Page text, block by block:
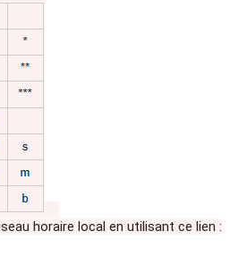
horaire local en utilisant ce lien :